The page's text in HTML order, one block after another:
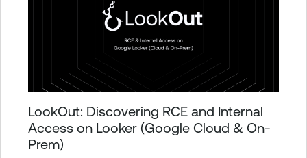
LookOut: Discovering RCE and Internal
Access on Looker (Google Cloud & On-
Prem)